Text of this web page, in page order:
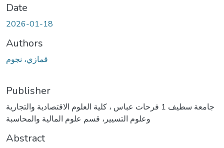
Date
2026-01-18
Authors
قمازي، نجوم
Publisher
جامعة سطيف 1 فرحات عباس ، كلية العلوم الاقتصادية والتجارية
وعلوم التسيير، قسم علوم المالية والمحاسبة
Abstract